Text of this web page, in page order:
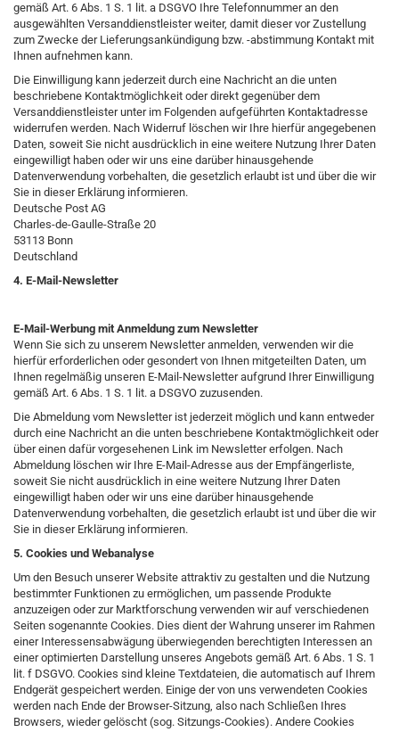
gemäß Art. 6 Abs. 1 S. 1 lit. a DSGVO Ihre Telefonnummer an den
ausgewählten Versanddienstleister weiter, damit dieser vor Zustellung
zum Zwecke der Lieferungsankündigung bzw. -abstimmung Kontakt mit
Ihnen aufnehmen kann.
Die Einwilligung kann jederzeit durch eine Nachricht an die unten
beschriebene Kontaktmöglichkeit oder direkt gegenüber dem
Versanddienstleister unter im Folgenden aufgeführten Kontaktadresse
widerrufen werden. Nach Widerruf löschen wir Ihre hierfür angegebenen
Daten, soweit Sie nicht ausdrücklich in eine weitere Nutzung Ihrer Daten
eingewilligt haben oder wir uns eine darüber hinausgehende
Datenverwendung vorbehalten, die gesetzlich erlaubt ist und über die wir
Sie in dieser Erklärung informieren.
Deutsche Post AG
Charles-de-Gaulle-Straße 20
53113 Bonn
Deutschland
4. E-Mail-Newsletter
E-Mail-Werbung mit Anmeldung zum Newsletter
Wenn Sie sich zu unserem Newsletter anmelden, verwenden wir die
hierfür erforderlichen oder gesondert von Ihnen mitgeteilten Daten, um
Ihnen regelmäßig unseren E-Mail-Newsletter aufgrund Ihrer Einwilligung
gemäß Art. 6 Abs. 1 S. 1 lit. a DSGVO zuzusenden.
Die Abmeldung vom Newsletter ist jederzeit möglich und kann entweder
durch eine Nachricht an die unten beschriebene Kontaktmöglichkeit oder
über einen dafür vorgesehenen Link im Newsletter erfolgen. Nach
Abmeldung löschen wir Ihre E-Mail-Adresse aus der Empfängerliste,
soweit Sie nicht ausdrücklich in eine weitere Nutzung Ihrer Daten
eingewilligt haben oder wir uns eine darüber hinausgehende
Datenverwendung vorbehalten, die gesetzlich erlaubt ist und über die wir
Sie in dieser Erklärung informieren.
5. Cookies und Webanalyse
Um den Besuch unserer Website attraktiv zu gestalten und die Nutzung
bestimmter Funktionen zu ermöglichen, um passende Produkte
anzuzeigen oder zur Marktforschung verwenden wir auf verschiedenen
Seiten sogenannte Cookies. Dies dient der Wahrung unserer im Rahmen
einer Interessensabwägung überwiegenden berechtigten Interessen an
einer optimierten Darstellung unseres Angebots gemäß Art. 6 Abs. 1 S. 1
lit. f DSGVO. Cookies sind kleine Textdateien, die automatisch auf Ihrem
Endgerät gespeichert werden. Einige der von uns verwendeten Cookies
werden nach Ende der Browser-Sitzung, also nach Schließen Ihres
Browsers, wieder gelöscht (sog. Sitzungs-Cookies). Andere Cookies